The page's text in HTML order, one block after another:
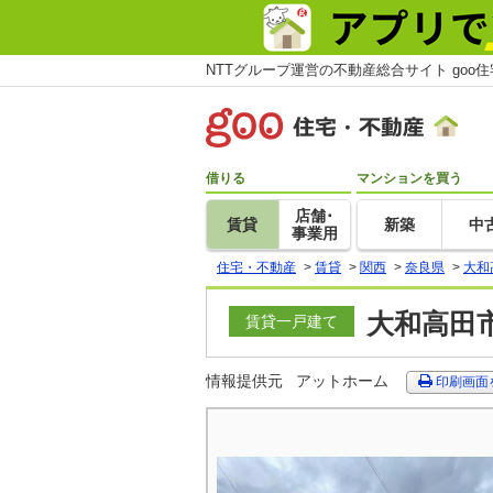
NTTグループ運営の不動産総合サイト goo
借りる
賃貸
店舗･
事業用
マンションを買う
新築 中
住宅・不動産 > 賃貸 > 関西 > 奈良県 > 大和
賃貸一戸建て 大和高田
情報提供元 アットホーム 印刷画面